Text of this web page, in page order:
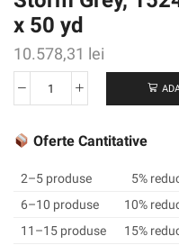
x 50 yd
10.578,31 lei
Cantitate
™
Film
2080-
G31,
Gloss
Oferte Cantitative
2–5 produse
5%
6–10 produse
10%
11–15 produse
15%